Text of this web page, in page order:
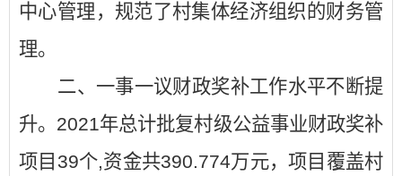
中心管理，规范了村集体经济组织的财务管
理。
二、一事一议财政奖补工作水平不断提
升。2021年总计批复村级公益事业财政奖补
项目39个,资金共390.774万元，项目覆盖村